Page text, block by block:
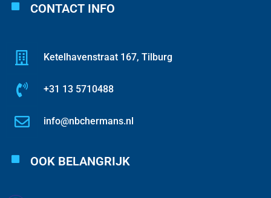
CONTACT INFO
Ketelhavenstraat 167, Tilburg
+31 13 5710488
info@nbchermans.nl
OOK BELANGRIJK